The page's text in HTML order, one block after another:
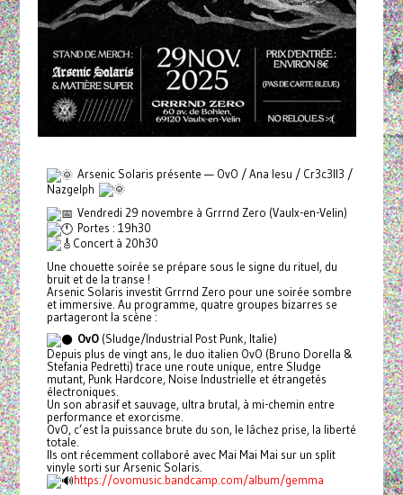
Arsenic Solaris présente — OvO / Ana Iesu / Cr3c3ll3 /
Nazgelph
Vendredi 29 novembre à Grrrnd Zero (Vaulx-en-Velin)
Portes : 19h30
Concert à 20h30
Une chouette soirée se prépare sous le signe du rituel, du
bruit et de la transe !
Arsenic Solaris investit Grrrnd Zero pour une soirée sombre
et immersive. Au programme, quatre groupes bizarres se
partageront la scène :
OvO(Sludge/Industrial Post Punk, Italie)
Depuis plus de vingt ans, le duo italien OvO (Bruno Dorella &
Stefania Pedretti) trace une route unique, entre Sludge
mutant, Punk Hardcore, Noise Industrielle et étrangetés
électroniques.
Un son abrasif et sauvage, ultra brutal, à mi-chemin entre
performance et exorcisme.
OvO, c’est la puissance brute du son, le lâchez prise, la liberté
totale.
Ils ont récemment collaboré avec Mai Mai Mai sur un split
vinyle sorti sur Arsenic Solaris.
https://ovomusic.bandcamp.com/album/gemma